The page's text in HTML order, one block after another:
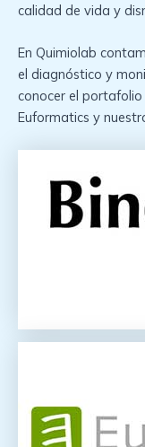
calidad de vida y
En Quimiolab
el diagnóstico y
conocer el portafolio
Euformatics y